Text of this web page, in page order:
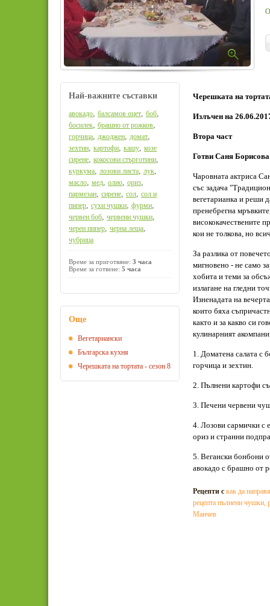
Черешката на
Излъчен на
Втора част
Готви Саня Борисова
Чаровната актриса
със задача
вегетарианка и реши
пренебрегна
висококачествените
кои не толкова, но
За разлика от
мигновено - не само
хобита и теми за
излагане на гледни
Изненадата на
които бяха
както и за какво си
кулинарният
1. Доматена салата с
горчица и зехтин.
2. Пълнени картофи
3. Печени червени
4. Лозови сармички с
ориз и странни
5. Вегански бонбони
авокадо с брашно от
Рецепти с как да
рецепта пълнени чушки,
Манчев
Най-важните съставки
авокадо, балсамов оцет, боб,
босилек, брашно от рожков,
горчица, джоджен, домат,
зехтин, картофи, кашу, козе
сирене, кокосови стърготини,
куркума, лозови листа, лук,
масло, мед, олио, ориз,
пармезан, сирене, сол, сол и
пипер, сухи чушки, фурми,
червен боб, червени чушки,
черен пипер, черна леща,
чубрица
Време за приготвяне: 3 часа
Време за готвене: 5 часа
Още
Вегeтариански
Българска кухня
Черешката на тортата - сезон 8